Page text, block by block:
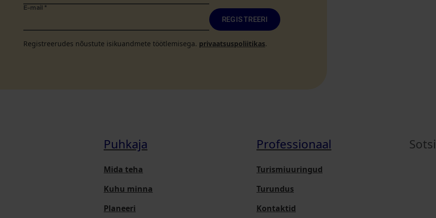
E-mail *
REGISTREERI
Registreerudes nõustute isikuandmete töötlemisega. privaatsuspoliitikas.
Puhkaja
Mida teha
Kuhu minna
Planeeri
Professionaal
Turismiuuringud
Turundus
Kontaktid